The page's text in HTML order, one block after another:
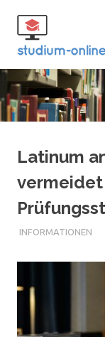
Inhalt
springen
Latinum
vermeidet
INFORMATIONEN